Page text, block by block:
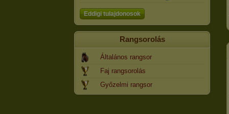
Eddigi tulajdonosok
Rangsorolás
Általános rangsor
Faj rangsorolás
Győzelmi rangsor